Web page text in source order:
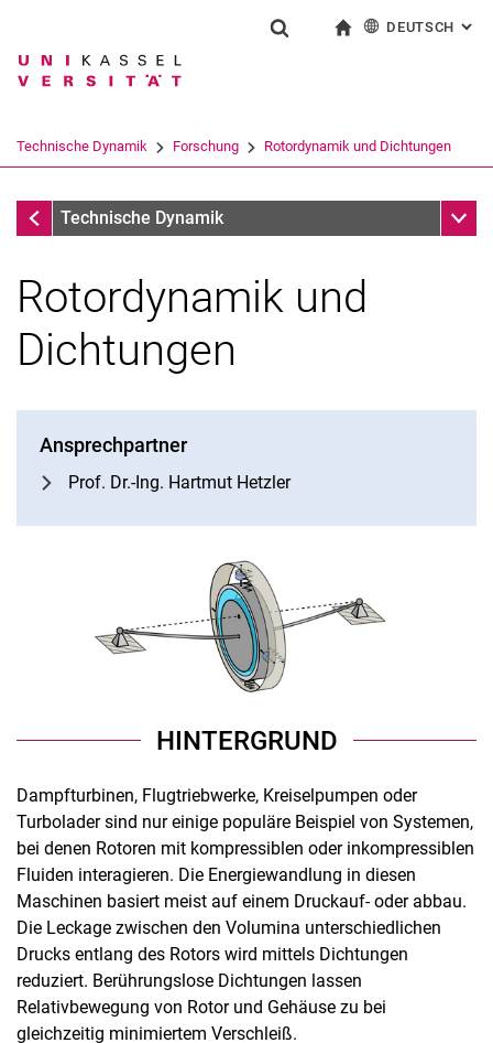
Springe direkt zu: Inhalt
Springe direkt zu: Suche
Springe direkt zu:
Suchbegriff
Suchen (öffnet externen Link in einem
DEUTSCH :
Technische Dynamik Forschung Rotordynamik und Dichtungen
Forschung
Technische Dynamik
Maschinelles Lernen für dynamische Systeme
Schwingungssysteme mit Reibung
Rotordynamik elektrischer Maschinen
Quasiperiodische Schwingungen
Induktives Dämpfen von Strukturschwingungen
MATLAB Toolbox CoSTAR
Rotordynamik und
Dichtungen
Ansprechpartner
Prof. Dr.-Ing. Hartmut Hetzler
HINTERGRUND
Dampfturbinen, Flugtriebwerke, Kreiselpumpen oder
Turbolader sind nur einige populäre Beispiel von Systemen,
bei denen Rotoren mit kompressiblen oder inkompressiblen
Fluiden interagieren. Die Energiewandlung in diesen
Maschinen basiert meist auf einem Druckauf- oder abbau.
Die Leckage zwischen den Volumina unterschiedlichen
Drucks entlang des Rotors wird mittels Dichtungen
reduziert. Berührungslose Dichtungen lassen
Relativbewegung von Rotor und Gehäuse zu bei
gleichzeitig minimiertem Verschleiß.